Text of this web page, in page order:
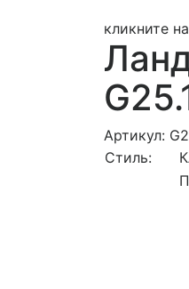
кликните
Артикул:
Стиль: